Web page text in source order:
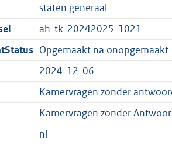
staten generaal
ah-tk-20242025-1021
Opgemaakt na onopgemaakt
2024-12-06
Kamervragen zonder
Kamervragen zonder
nl